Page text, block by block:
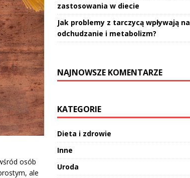
osób
ale
zastosowania w diecie
Jak problemy z tarczycą wpływają na
odchudzanie i metabolizm?
NAJNOWSZE KOMENTARZE
KATEGORIE
Dieta i zdrowie
Inne
Uroda